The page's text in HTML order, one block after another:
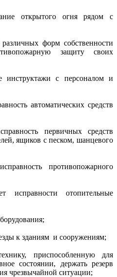
открытого огня рядом с
форм собственности
защиту своих
инструктажи с персоналом и
автоматических средств
первичных средств
ящиков с песком, шанцевого
противопожарного
исправности отопительные
к зданиям и сооружениям;
приспособленную для
состоянии, держать резерв
чрезвычайной ситуации;